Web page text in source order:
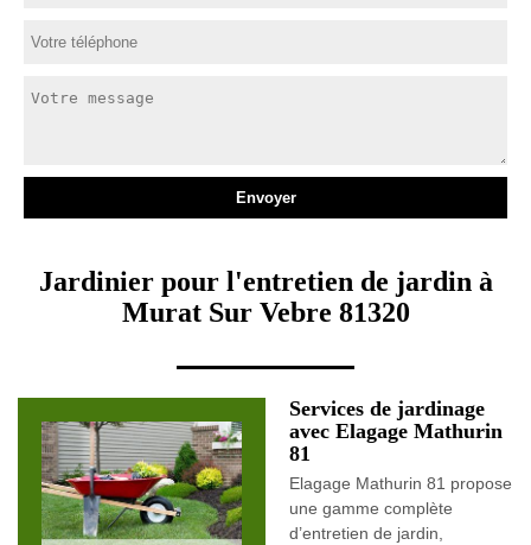
Jardinier pour l'entretien de jardin à
Murat Sur Vebre 81320
Services de jardinage
avec Elagage Mathurin
81
Elagage Mathurin 81 propose
une gamme complète
d’entretien de jardin,